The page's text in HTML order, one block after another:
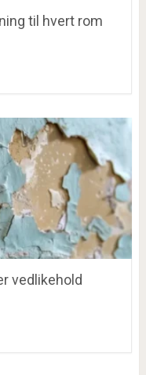
til hvert rom
vedlikehold